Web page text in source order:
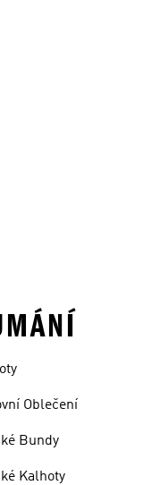
Oblečení
Bundy
Kalhoty